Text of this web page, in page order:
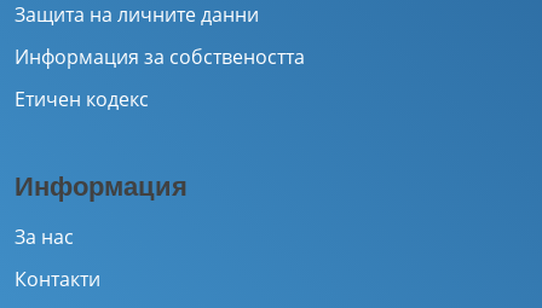
Защита на личните данни
Информация за собствеността
Етичен кодекс
Информация
За нас
Контакти